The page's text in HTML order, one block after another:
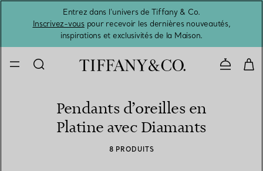
Entrez dans l’univers de Tiffany & Co.
Inscrivez-vouspour recevoir les dernières nouveautés,
inspirations et exclusivités de la Maison.
Pendants d’oreilles en
Platine avec Diamants
8 PRODUITS